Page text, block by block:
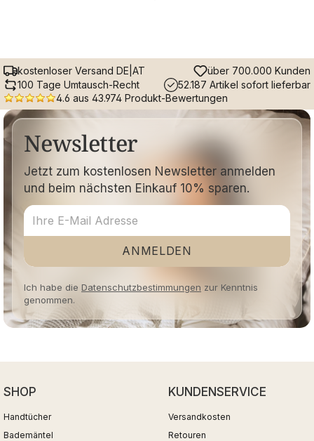
kostenloser Versand DE|AT
über 700.000 Kunden
100 Tage Umtausch-Recht
52.187 Artikel sofort lieferbar
4.6 aus 43.974 Produkt-Bewertungen
Newsletter
Jetzt zum kostenlosen Newsletter anmelden
und beim nächsten Einkauf 10% sparen.
ANMELDEN
Ich habe die Datenschutzbestimmungen zur Kenntnis
genommen.
SHOP
Handtücher
Bademäntel
KUNDENSERVICE
Versandkosten
Retouren